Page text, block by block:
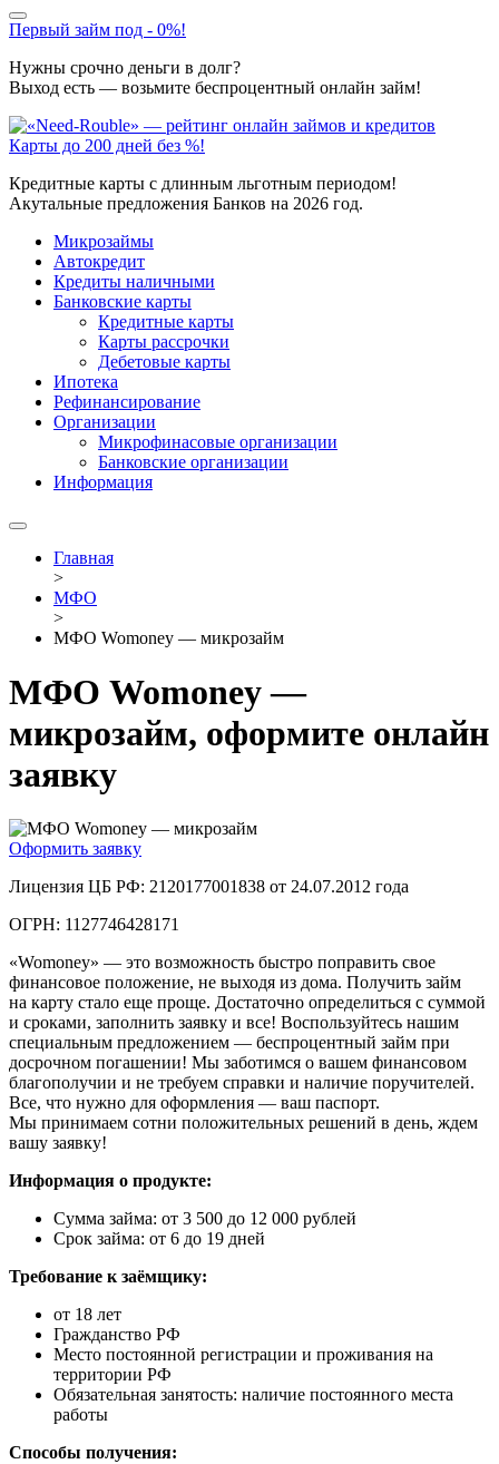
Первый займ под - 0%!
Нужны срочно деньги в долг?
Выход есть — возьмите беспроцентный онлайн займ!
Карты до 200 дней без %!
Кредитные карты с длинным льготным периодом!
Акутальные предложения Банков на 2026 год.
Микрозаймы
Автокредит
Кредиты наличными
Банковские карты
Кредитные карты
Карты рассрочки
Дебетовые карты
Ипотека
Рефинансирование
Организации
Микрофинасовые организации
Банковские организации
Информация
Главная
>
МФО
>
МФО Womoney — микрозайм
МФО Womoney —
микрозайм, оформите онлайн
заявку
Оформить заявку
Лицензия ЦБ РФ: 2120177001838 от 24.07.2012 года
ОГРН: 1127746428171
«Womoney» — это возможность быстро поправить свое
финансовое положение, не выходя из дома. Получить займ
на карту стало еще проще. Достаточно определиться с суммой
и сроками, заполнить заявку и все! Воспользуйтесь нашим
специальным предложением — беспроцентный займ при
досрочном погашении! Мы заботимся о вашем финансовом
благополучии и не требуем справки и наличие поручителей.
Все, что нужно для оформления — ваш паспорт.
Мы принимаем сотни положительных решений в день, ждем
вашу заявку!
Информация о продукте:
Сумма займа: от 3 500 до 12 000 рублей
Срок займа: от 6 до 19 дней
Требование к заёмщику:
от 18 лет
Гражданство РФ
Место постоянной регистрации и проживания на
территории РФ
Обязательная занятость: наличие постоянного места
работы
Способы получения: